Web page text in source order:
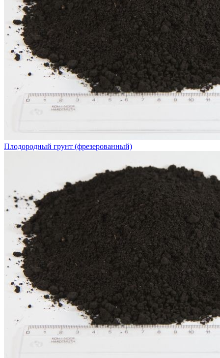
Плодородный грунт (фрезерованный)